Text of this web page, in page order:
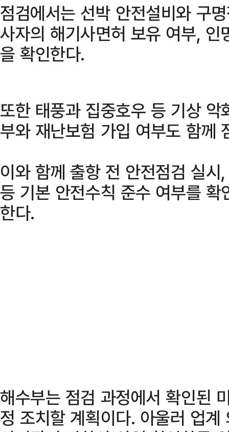
점검에서는 선박 안전설비와 구
사자의 해기사면허 보유 여부,
을 확인한다.
또한 태풍과 집중호우 등 기상
부와 재난보험 가입 여부도 함께
이와 함께 출항 전 안전점검 실
등 기본 안전수칙 준수 여부를
한다.
해수부는 점검 과정에서 확인된
정 조치할 계획이다. 아울러 업